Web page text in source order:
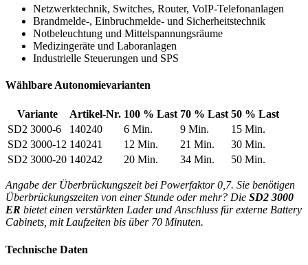
Netzwerktechnik, Switches, Router, VoIP-Telefonanlagen
Brandmelde-, Einbruchmelde- und Sicherheitstechnik
Notbeleuchtung und Mittelspannungsräume
Medizingeräte und Laboranlagen
Industrielle Steuerungen und SPS
Wählbare Autonomievarianten
Variante Artikel-Nr. 100 % Last 70 % Last 50 % Last
SD2 3000-6
140240 6 Min. 9 Min.
15 Min.
SD2 3000-12 140241 12 Min. 21 Min.
30 Min.
SD2 3000-20 140242 20 Min. 34 Min. 50 Min.
Angabe der Überbrückungszeit bei Powerfaktor 0,7. Sie benötigen
Überbrückungszeiten von einer Stunde oder mehr? Die SD2 3000
ER bietet einen verstärkten Lader und Anschluss für externe Battery
Cabinets, mit Laufzeiten bis über 70 Minuten.
Technische Daten